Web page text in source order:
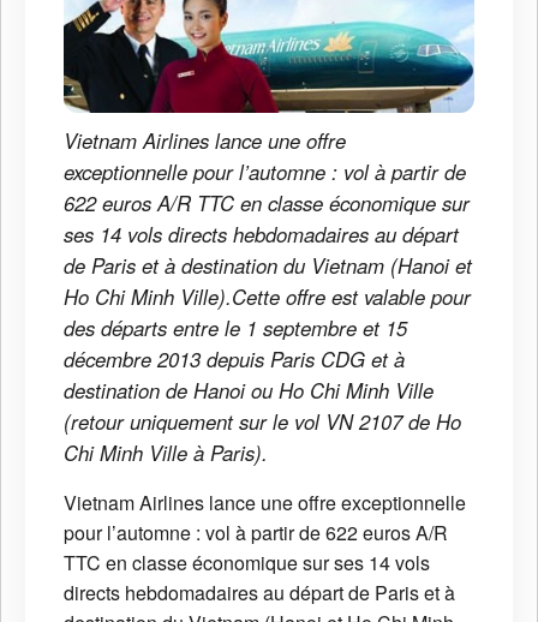
Vietnam Airlines lance une offre
exceptionnelle pour l’automne : vol à partir de
622 euros A/R TTC en classe économique sur
ses 14 vols directs hebdomadaires au départ
de Paris et à destination du Vietnam (Hanoi et
Ho Chi Minh Ville).Cette offre est valable pour
des départs entre le 1 septembre et 15
décembre 2013 depuis Paris CDG et à
destination de Hanoi ou Ho Chi Minh Ville
(retour uniquement sur le vol VN 2107 de Ho
Chi Minh Ville à Paris).
Vietnam Airlines lance une offre exceptionnelle
pour l’automne : vol à partir de 622 euros A/R
TTC en classe économique sur ses 14 vols
directs hebdomadaires au départ de Paris et à